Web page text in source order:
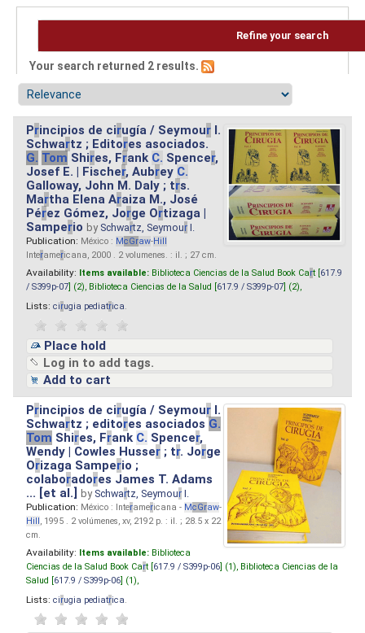
Refine your search
Your search returned 2 results.
Principios de cirugía / Seymour I.
Schwartz ; Editores asociados.
G. Tom Shires, Frank C. Spencer,
Josef E. | Fischer, Aubrey C.
Galloway, John M. Daly ; trs.
Martha Elena Araiza M., José
Pérez Gómez, Jorge Ortizaga |
Samperio by Schwartz, Seymour I.
Publication: México : McGraw-Hill
Interamericana, 2000 . 2 volumenes. : il. ; 27 cm.
Availability: Items available: Biblioteca Ciencias de la Salud Book Cart [ 617.9
/ S399p-07 ] (2), Biblioteca Ciencias de la Salud [ 617.9 / S399p-07 ] (2),
Lists: cirugia pediatrica
Place hold
Log in to add tags.
Add to cart
Principios de cirugía / Seymour I.
Schwartz ; editores asociados G.
Tom Shires, Frank C. Spencer,
Wendy | Cowles Husser ; tr. Jorge
Orizaga Samperio ;
colaboradores James T. Adams
... [et al.]by Schwartz, Seymour I.
Publication: México : Interamericana - McGraw-
Hill, 1995 . 2 volúmenes, xv, 2192 p. : il. ; 28.5 x 22
cm.
Availability: Items available: Biblioteca
Ciencias de la Salud Book Cart [ 617.9 / S399p-06 ] (1), Biblioteca Ciencias de la
Salud [ 617.9 / S399p-06 ] (1),
Lists: cirugia pediatrica